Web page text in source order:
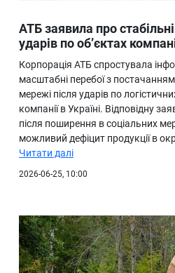
АТБ заявила про
ударів по об’єктах
Корпорація АТБ спростувала
масштабні перебої з
мережі після ударів по
компанії в Україні. Відповідну
після поширення в соціальних
можливий дефіцит продукції в
Читати далі
2026-06-25, 10:00